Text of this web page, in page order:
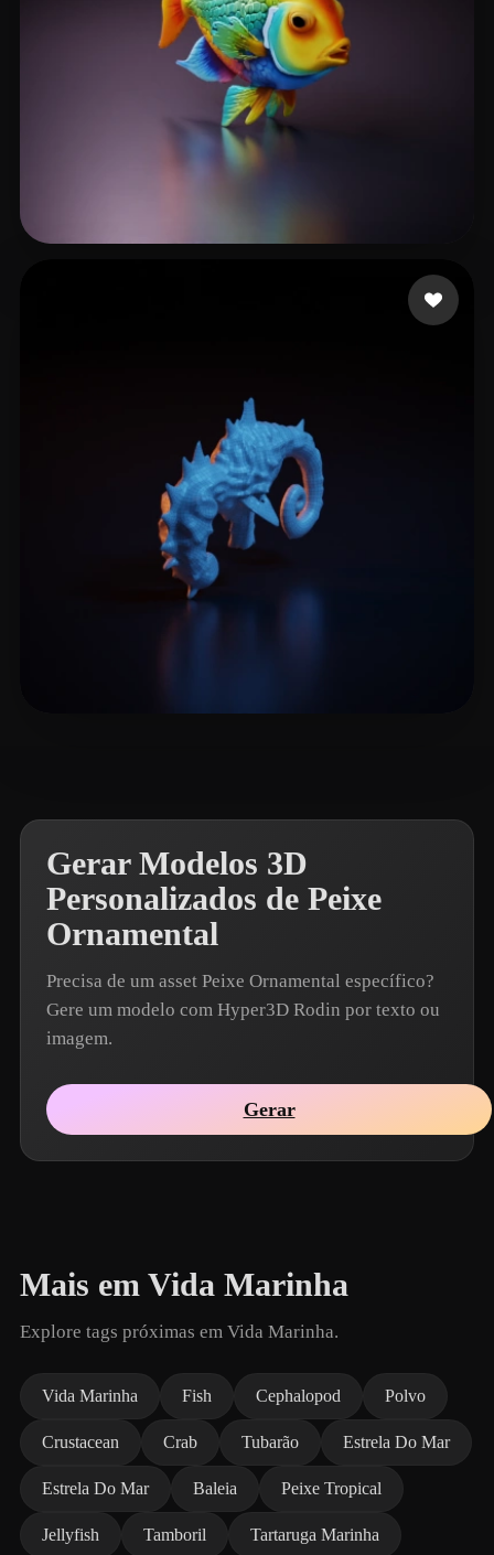
Gerar Modelos 3D
Personalizados de Peixe
Ornamental
Precisa de um asset Peixe Ornamental específico?
Gere um modelo com Hyper3D Rodin por texto ou
imagem.
Gerar
Mais em Vida Marinha
Explore tags próximas em Vida Marinha.
Vida Marinha Fish Cephalopod Polvo
Crustacean Crab Tubarão Estrela Do Mar
Estrela Do Mar Baleia Peixe Tropical
Jellyfish Tamboril Tartaruga Marinha